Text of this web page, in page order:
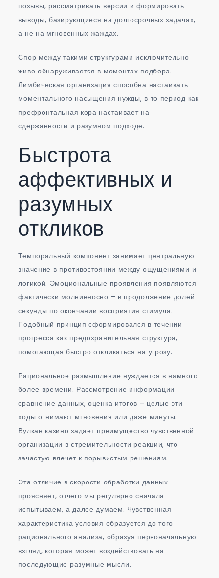
позывы, рассматривать версии и формировать
выводы, базирующиеся на долгосрочных задачах,
а не на мгновенных жаждах.
Спор между такими структурами исключительно
живо обнаруживается в моментах подбора.
Лимбическая организация способна настаивать
моментального насыщения нужды, в то период как
префронтальная кора настаивает на
сдержанности и разумном подходе.
Быстрота
аффективных и
разумных
откликов
Темпоральный компонент занимает центральную
значение в противостоянии между ощущениями и
логикой. Эмоциональные проявления появляются
фактически молниеносно – в продолжение долей
секунды по окончании восприятия стимула.
Подобный принцип сформировался в течении
прогресса как предохранительная структура,
помогающая быстро откликаться на угрозу.
Рациональное размышление нуждается в намного
более времени. Рассмотрение информации,
сравнение данных, оценка итогов – целые эти
ходы отнимают мгновения или даже минуты.
Вулкан казино задает преимущество чувственной
организации в стремительности реакции, что
зачастую влечет к порывистым решениям.
Эта отличие в скорости обработки данных
проясняет, отчего мы регулярно сначала
испытываем, а далее думаем. Чувственная
характеристика условия образуется до того
рационального анализа, образуя первоначальную
взгляд, которая может воздействовать на
последующие разумные мысли.